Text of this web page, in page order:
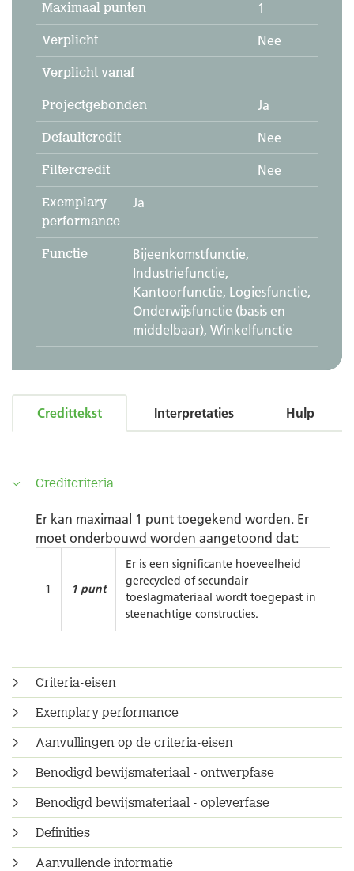
Maximaal punten 1
Verplicht Nee
Verplicht vanaf
Projectgebonden Ja
Defaultcredit Nee
Filtercredit Nee
Exemplary
performance
Ja
Functie
Bijeenkomstfunctie,
Industriefunctie,
Kantoorfunctie, Logiesfunctie,
Onderwijsfunctie (basis en
middelbaar), Winkelfunctie
Credittekst Interpretaties Hulp
Creditcriteria
Er kan maximaal 1 punt toegekend worden. Er
moet onderbouwd worden aangetoond dat:
1 1 punt
Er is een significante hoeveelheid
gerecycled of secundair
toeslagmateriaal wordt toegepast in
steenachtige constructies.
Criteria-eisen
Exemplary performance
Aanvullingen op de criteria-eisen
Benodigd bewijsmateriaal - ontwerpfase
Benodigd bewijsmateriaal - opleverfase
Definities
Aanvullende informatie